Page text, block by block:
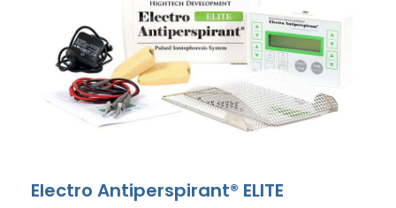
Electro Antiperspirant® ELITE